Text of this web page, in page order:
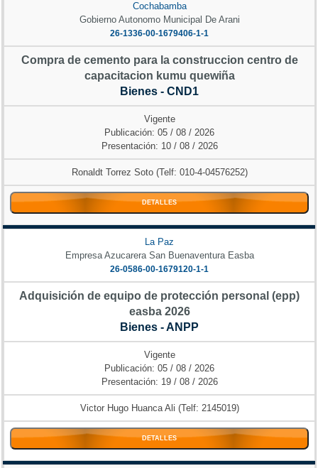
Cochabamba
Gobierno Autonomo Municipal De Arani
26-1336-00-1679406-1-1
Compra de cemento para la construccion centro de
capacitacion kumu quewiña
Bienes - CND1
Vigente
Publicación: 05 / 08 / 2026
Presentación: 10 / 08 / 2026
Ronaldt Torrez Soto (Telf: 010-4-04576252)
DETALLES
La Paz
Empresa Azucarera San Buenaventura Easba
26-0586-00-1679120-1-1
Adquisición de equipo de protección personal (epp)
easba 2026
Bienes - ANPP
Vigente
Publicación: 05 / 08 / 2026
Presentación: 19 / 08 / 2026
Victor Hugo Huanca Ali (Telf: 2145019)
DETALLES